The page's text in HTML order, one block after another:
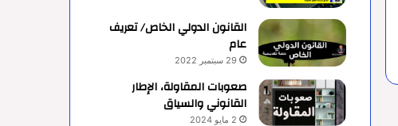
القانون الدولي الخاص/ تعريف
عام
29 سبتمبر 2022
صعوبات المقاولة، الإطار
القانوني والسياق
2 مايو 2024